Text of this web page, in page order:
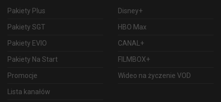
Pakiety Plus
Pakiety SGT
Pakiety EVIO
Pakiety Na Start
Promocje
Lista kanałów
Disney+
HBO Max
CANAL+
FILMBOX+
Wideo na życzenie VOD